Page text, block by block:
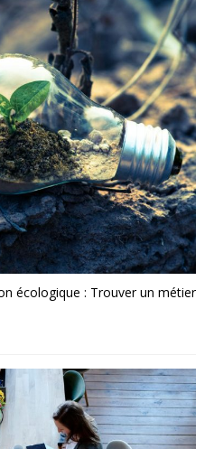
écologique : Trouver un métier